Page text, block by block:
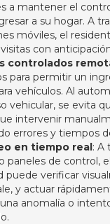
a mantener el
a su hogar. A
móviles, el
con
controlados
para permitir un
vehículos. Al
vehicular, se evita
intervenir
errores y tiempos
en tiempo real: A
paneles de control,
puede verificar
y actuar
anomalía o